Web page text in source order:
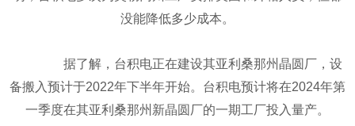
没能降低多少成本。
据了解，台积电正在建设其亚利桑那州晶圆厂，设
备搬入预计于2022年下半年开始。台积电预计将在2024年第
一季度在其亚利桑那州新晶圆厂的一期工厂投入量产。